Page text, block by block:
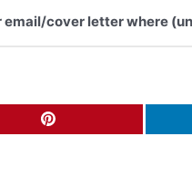
cover letter where